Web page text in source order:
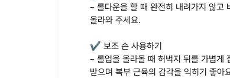
– 롤다운을 할 때 완전히 내려가지 않고
올라와 주세요.
✔️ 보조 손 사용하기
– 롤업을 올라올 때 허벅지 뒤를 가볍게
받으며 복부 근육의 감각을 익히기 좋아